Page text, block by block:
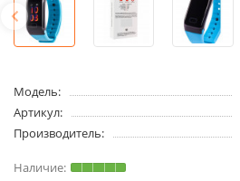
Модель:
Артикул:
Производитель: